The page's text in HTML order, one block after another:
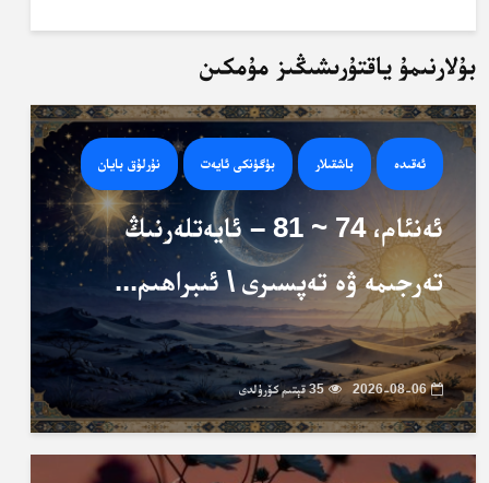
بۇلارنىمۇ ياقتۇرىشىڭىز مۇمكىن
ئەقىدە باشقىلار بۈگۈنكى ئايەت نۇرلۇق بايان
ئەنئام، 74 ~ 81 – ئايەتلەرنىڭ
تەرجىمە ۋە تەپسىرى \ ئىبراھىم...
2026-08-06 35 قېتىم كۆرۈلدى